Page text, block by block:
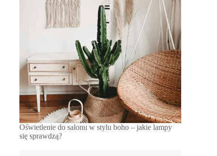
Oświetlenie do salonu w stylu boho – jakie lampy
się sprawdzą?